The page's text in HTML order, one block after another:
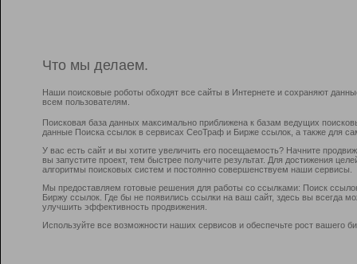
Что мы делаем.
Наши поисковые роботы обходят все сайты в Интернете и сохраняют
всем пользователям.
Поисковая база данных максимально приближена к базам ведущих
данные Поиска ссылок в сервисах СеоТраф и Бирже ссылок, а также для
У вас есть сайт и вы хотите увеличить его посещаемость? Начните
вы запустите проект, тем быстрее получите результат. Для достижения
алгоритмы поисковых систем и постоянно совершенствуем наши сервисы.
Мы предоставляем готовые решения для работы со ссылками: Поиск
Биржу ссылок. Где бы не появились ссылки на ваш сайт, здесь вы всегда
улучшить эффективность продвижения.
Используйте все возможности наших сервисов и обеспечьте рост вашего